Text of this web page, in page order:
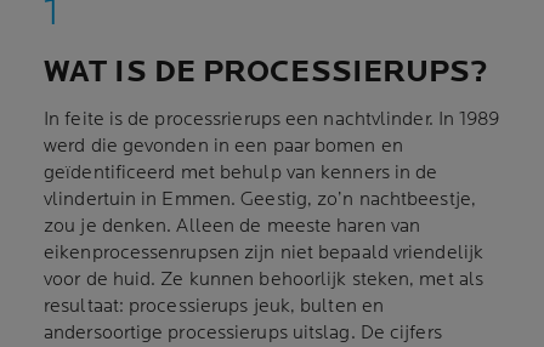
WAT IS DE PROCESSIERUPS?
In feite is de processrierups een nachtvlinder. In 1989
werd die gevonden in een paar bomen en
geïdentificeerd met behulp van kenners in de
vlindertuin in Emmen. Geestig, zo’n nachtbeestje,
zou je denken. Alleen de meeste haren van
eikenprocessenrupsen zijn niet bepaald vriendelijk
voor de huid. Ze kunnen behoorlijk steken, met als
resultaat: processierups jeuk, bulten en
andersoortige processierups uitslag. De cijfers